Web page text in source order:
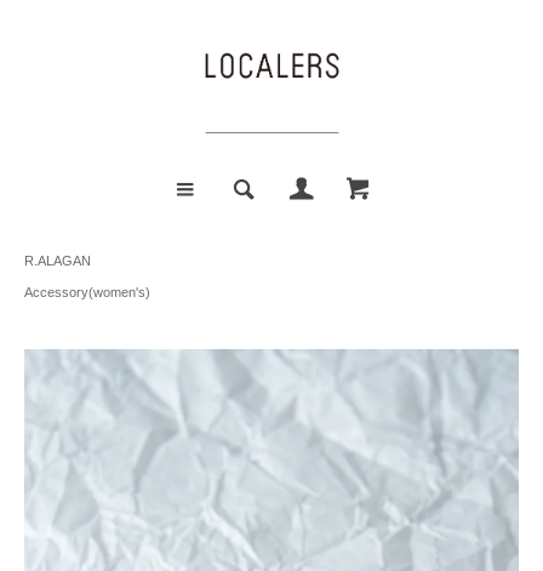
R.ALAGAN
Accessory(women's)